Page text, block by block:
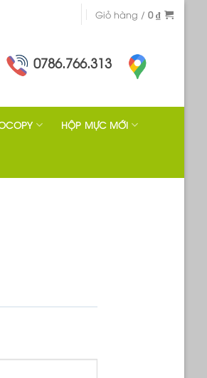
Giỏ hàng /0₫
0786.766.313
HỘP MỰC MỚI